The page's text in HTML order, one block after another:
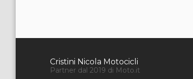
Cristini Nicola Motocicli
Partner dal 2019 di Moto.it